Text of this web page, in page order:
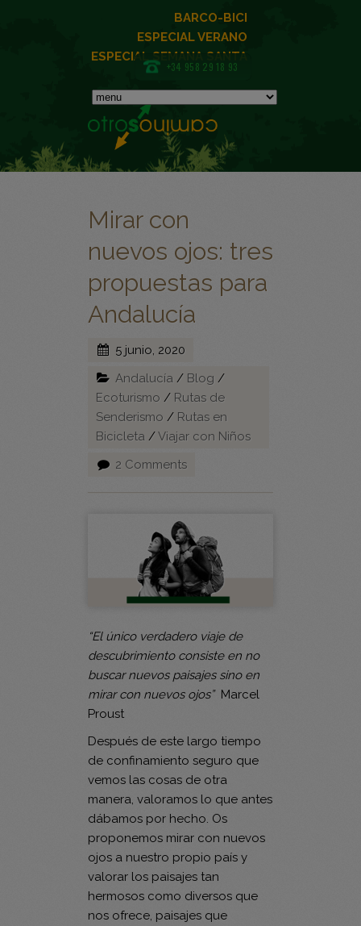
BARCO-BICI
ESPECIAL VERANO
ESPECIAL SEMANA SANTA
+34 958 29 18 93
Mirar con
nuevos ojos: tres
propuestas para
Andalucía
5 junio, 2020
Andalucía / Blog /
Ecoturismo / Rutas de
Senderismo / Rutas en
Bicicleta /Viajar con Niños
2 Comments
“El único verdadero viaje de
descubrimiento consiste en no
buscar nuevos paisajes sino en
mirar con nuevos ojos” Marcel
Proust
Después de este largo tiempo
de confinamiento seguro que
vemos las cosas de otra
manera, valoramos lo que antes
dábamos por hecho. Os
proponemos mirar con nuevos
ojos a nuestro propio país y
valorar los paisajes tan
hermosos como diversos que
nos ofrece, paisajes que